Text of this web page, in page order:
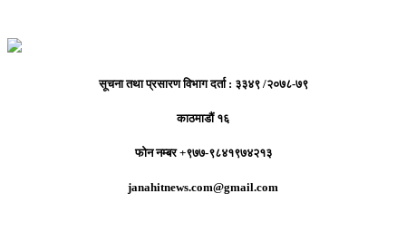
सूचना तथा प्रसारण विभाग दर्ता : ३३४९ /२०७८-७९
काठमाडौं १६
फोन नम्बर +९७७-९८४१९७४२१३
janahitnews.com@gmail.com